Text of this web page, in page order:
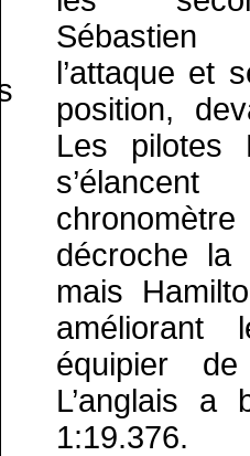
l’attaque et
position,
Les pilotes
décroche
mais
équipier
L’anglais a
1:19.376.